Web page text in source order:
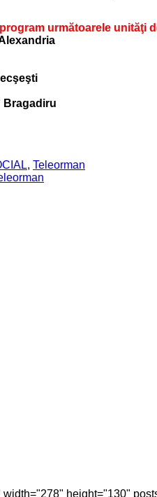
următoarele unităţi
Bragadiru
, Teleorman
height="130"